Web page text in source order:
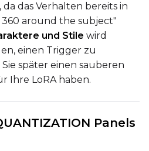
das Verhalten bereits in
360 around the subject"
und Stile wird
einen Trigger zu
später einen sauberen
Ihre LoRA haben.
Panels